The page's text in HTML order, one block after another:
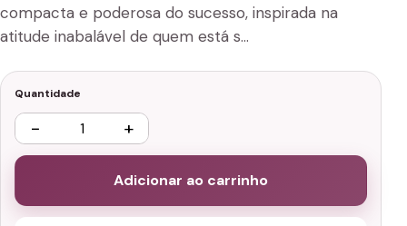
compacta e poderosa do sucesso, inspirada na
atitude inabalável de quem está s…
Quantidade
− +
Adicionar ao carrinho